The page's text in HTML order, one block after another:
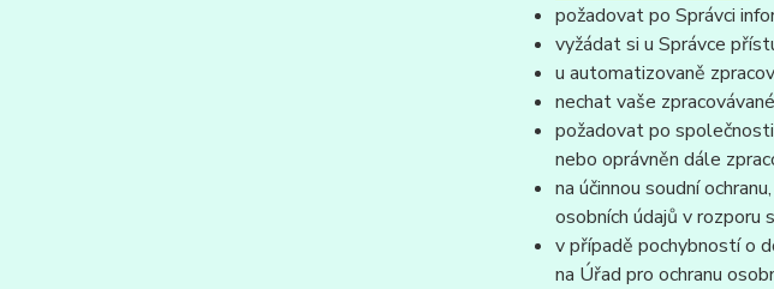
požadovat po Správci
vyžádat si u Správce
u automatizovaně
nechat vaše
požadovat po
nebo oprávněn dále
na účinnou soudní
osobních údajů v rozporu
v případě pochybností o
na Úřad pro ochranu